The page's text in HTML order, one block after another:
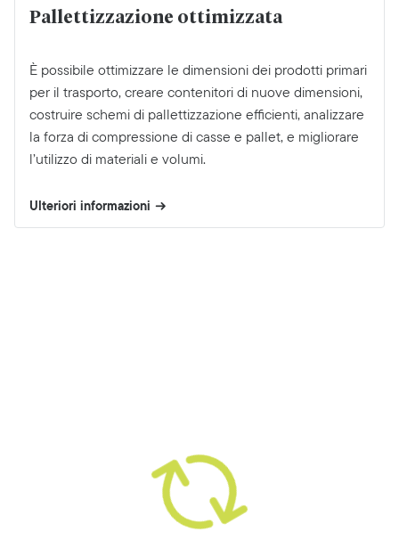
Pallettizzazione ottimizzata
È possibile ottimizzare le dimensioni dei prodotti primari
per il trasporto, creare contenitori di nuove dimensioni,
costruire schemi di pallettizzazione efficienti, analizzare
la forza di compressione di casse e pallet, e migliorare
l’utilizzo di materiali e volumi.
Ulteriori informazioni